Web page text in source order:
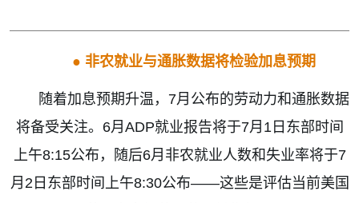
● 非农就业与通胀数据将检验加息预期
随着加息预期升温， 7月公布的劳动力和通胀数据
将备受关注。 6月 ADP就业报告将于7月 1日东部时间
上午8:15公布，随后6月非农就业人数和失业率将于7
月 2日东部时间上午8:30公布——这些是评估当前美国